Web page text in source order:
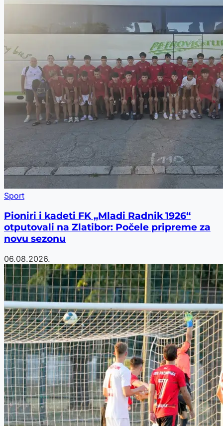
Sport
Pioniri i kadeti FK „Mladi Radnik 1926“
otputovali na Zlatibor: Počele pripreme za
novu sezonu
06.08.2026.